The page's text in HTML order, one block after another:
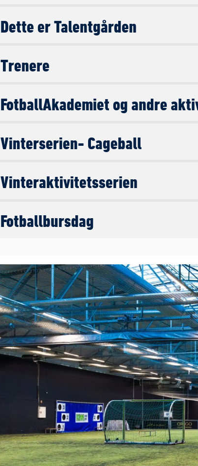
Dette er Talentgården
Trenere
FotballAkademiet og andre
Vinterserien- Cageball
Vinteraktivitetsserien
Fotballbursdag